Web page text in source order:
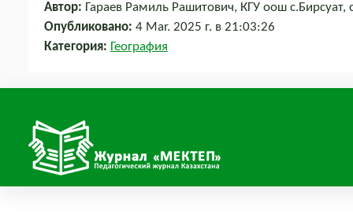
Автор: Гараев Рамиль Рашитович, КГУ оош с.Бирсуат,
Опубликовано: 4 Mar. 2025 г. в 21:03:26
Категория: География